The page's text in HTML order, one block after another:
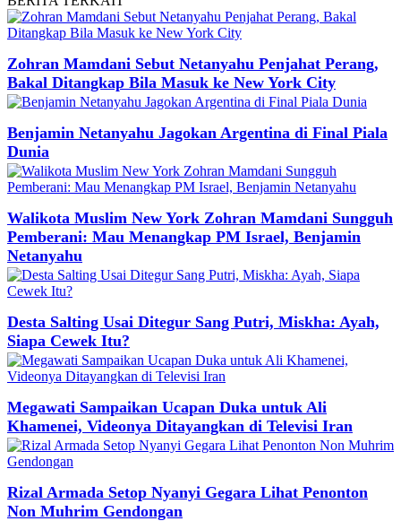
Zohran Mamdani Sebut Netanyahu Penjahat Perang,
Bakal Ditangkap Bila Masuk ke New York City
Benjamin Netanyahu Jagokan Argentina di Final Piala
Dunia
Walikota Muslim New York Zohran Mamdani Sungguh
Pemberani: Mau Menangkap PM Israel, Benjamin
Netanyahu
Desta Salting Usai Ditegur Sang Putri, Miskha: Ayah,
Siapa Cewek Itu?
Megawati Sampaikan Ucapan Duka untuk Ali
Khamenei, Videonya Ditayangkan di Televisi Iran
Rizal Armada Setop Nyanyi Gegara Lihat Penonton
Non Muhrim Gendongan